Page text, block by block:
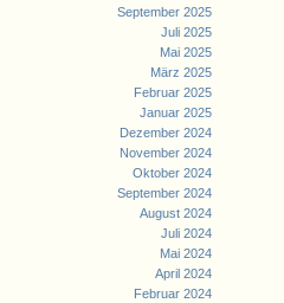
September 2025
Juli 2025
Mai 2025
März 2025
Februar 2025
Januar 2025
Dezember 2024
November 2024
Oktober 2024
September 2024
August 2024
Juli 2024
Mai 2024
April 2024
Februar 2024